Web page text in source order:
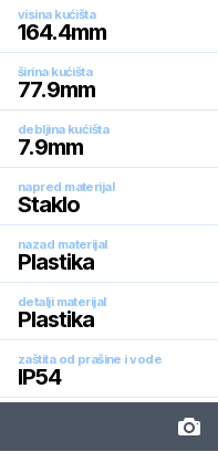
visina kućišta
164.4mm
širina kućišta
77.9mm
debljina kućišta
7.9mm
napred materijal
Staklo
nazad materijal
Plastika
detalji materijal
Plastika
zaštita od prašine i vode
IP54